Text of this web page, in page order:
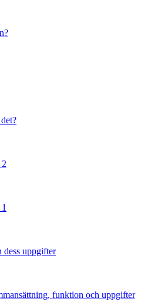
dess uppgifter
funktion och uppgifter